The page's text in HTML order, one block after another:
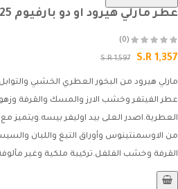
عطر مارلي هيرود او دو بارفيوم 125مل
(0)
S.R 1,357
S.R 1,597
مارلي هيرود من البخور العطري الخشبي
عطر الفيتفر وخشب الارز والمسك والقرفة
العطرية.اصدر العلى بيد اوليفر
من الاوسمنتينوس وأوراق التبغ واللبان
القرفة وخشب الفلفل.تركيبة ملكية وغير